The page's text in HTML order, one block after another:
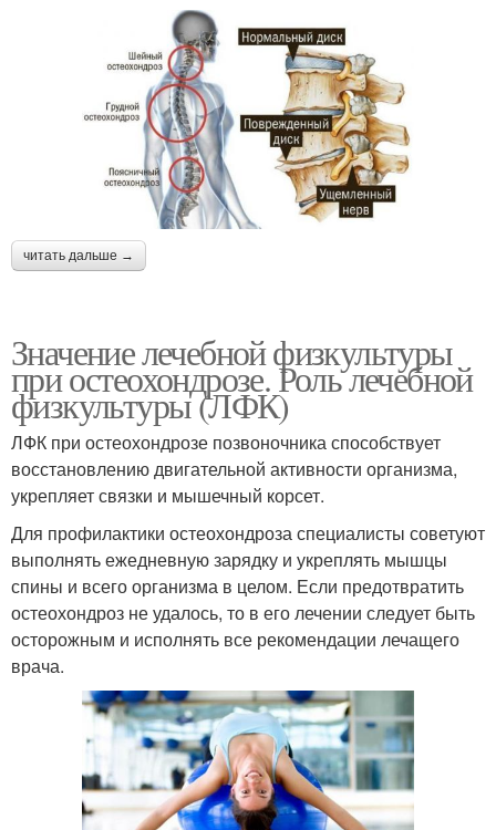
читать дальше →
Значение лечебной физкультуры
при остеохондрозе. Роль лечебной
физкультуры (ЛФК)
ЛФК при остеохондрозе позвоночника способствует
восстановлению двигательной активности организма,
укрепляет связки и мышечный корсет.
Для профилактики остеохондроза специалисты советуют
выполнять ежедневную зарядку и укреплять мышцы
спины и всего организма в целом. Если предотвратить
остеохондроз не удалось, то в его лечении следует быть
осторожным и исполнять все рекомендации лечащего
врача.